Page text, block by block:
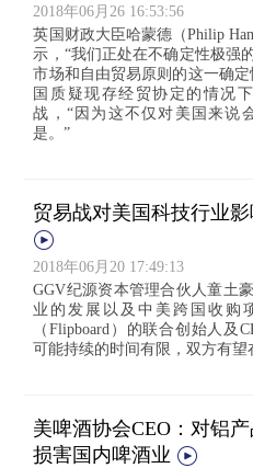
2018年06月26 16:53:56
英国财政大臣哈蒙德（Philip
示，“我们正处在不确定性极强
市场和自由贸易原则的这一确
国质疑现存经贸协定的情况
战，“因为这不仅对美国来说
是。”
贸易战对美国科技行业
2018年06月20 17:49:13
GGV纪源资本管理合伙人童土
业的发展以及中美跨国收购
（Flipboard）的联合创始人及
可能持续的时间有限，双方有
美啤酒协会CEO：对铝
损害国内啤酒业